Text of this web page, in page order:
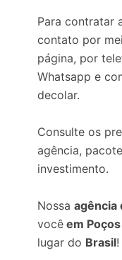
Para contratar
contato por
página, por
Whatsapp e
decolar.
Consulte os
agência,
investimento.
Nossa agência
você em
lugar do Brasil!